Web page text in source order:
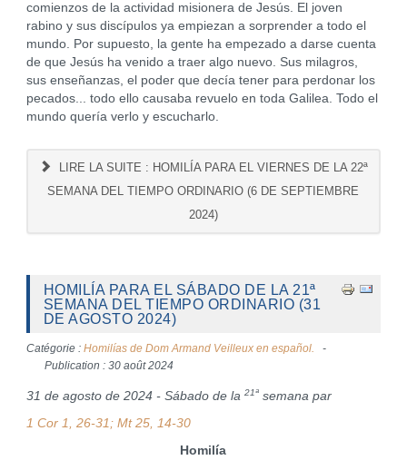
comienzos de la actividad misionera de Jesús. El joven
rabino y sus discípulos ya empiezan a sorprender a todo el
mundo. Por supuesto, la gente ha empezado a darse cuenta
de que Jesús ha venido a traer algo nuevo. Sus milagros,
sus enseñanzas, el poder que decía tener para perdonar los
pecados... todo ello causaba revuelo en toda Galilea. Todo el
mundo quería verlo y escucharlo.
LIRE LA SUITE : HOMILÍA PARA EL VIERNES DE LA 22ª
SEMANA DEL TIEMPO ORDINARIO (6 DE SEPTIEMBRE
2024)
HOMILÍA PARA EL SÁBADO DE LA 21ª
SEMANA DEL TIEMPO ORDINARIO (31
DE AGOSTO 2024)
Catégorie : Homilías de Dom Armand Veilleux en español.
Publication : 30 août 2024
31 de agosto de 2024 - Sábado de la 21ªsemana par
1 Cor 1, 26-31; Mt 25, 14-30
Homilía